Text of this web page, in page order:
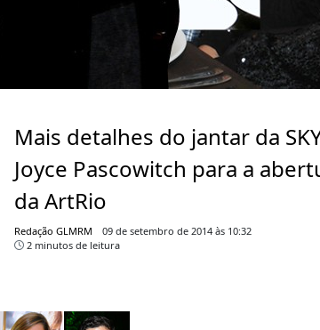
Mais detalhes do jantar da
Joyce Pascowitch para a
da ArtRio
Redação GLMRM
09 de setembro de 2014 às 10:32
2 minutos de leitura